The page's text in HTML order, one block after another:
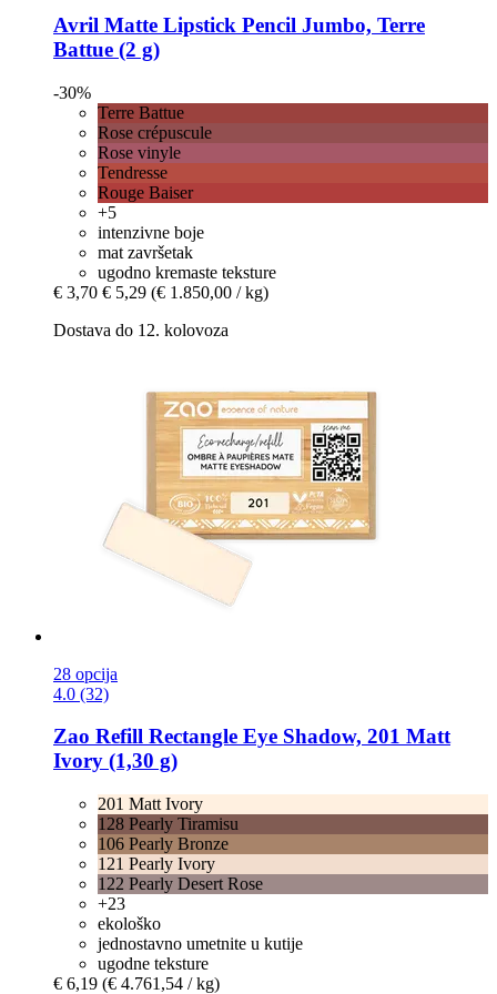
Avril Matte Lipstick Pencil Jumbo, Terre
Battue (2 g)
-30%
Terre Battue
Rose crépuscule
Rose vinyle
Tendresse
Rouge Baiser
+5
intenzivne boje
mat završetak
ugodno kremaste teksture
€ 3,70 € 5,29 (€ 1.850,00 / kg)
Dostava do 12. kolovoza
28 opcija
4.0 (32)
Zao Refill Rectangle Eye Shadow, 201 Matt
Ivory (1,30 g)
201 Matt Ivory
128 Pearly Tiramisu
106 Pearly Bronze
121 Pearly Ivory
122 Pearly Desert Rose
+23
ekološko
jednostavno umetnite u kutije
ugodne teksture
€ 6,19 (€ 4.761,54 / kg)